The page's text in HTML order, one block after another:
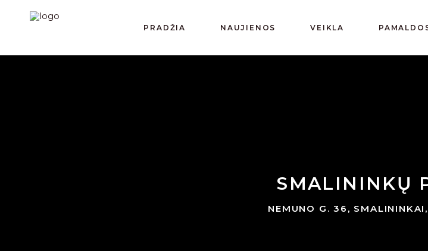
PRADŽIA NAUJIENOS VEIKLA
SMALININKŲ
NEMUNO G. 36,